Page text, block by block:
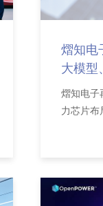
熠知电
大模型
熠知电子
力芯片布